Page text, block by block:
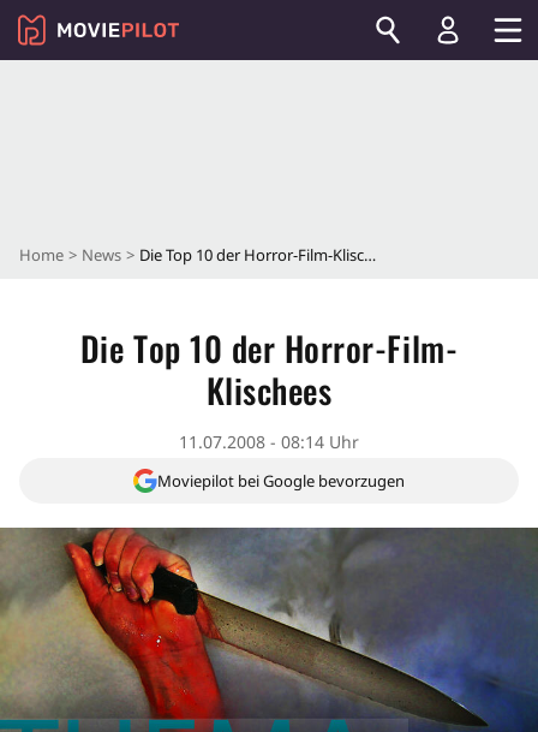
Home News Die Top 10 der Horror-Film-Klischees
Die Top 10 der Horror-Film-
Klischees
11.07.2008 - 08:14 Uhr
Moviepilot bei Google bevorzugen